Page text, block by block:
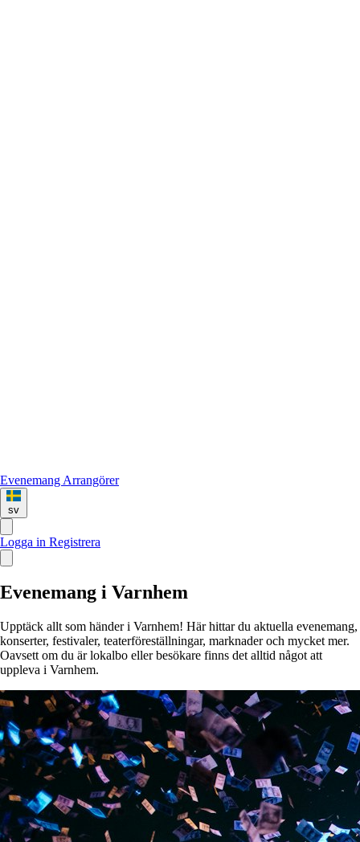
Evenemang Arrangörer
sv
Logga in Registrera
Evenemang i Varnhem
Upptäck allt som händer i Varnhem! Här hittar du aktuella evenemang,
konserter, festivaler, teaterföreställningar, marknader och mycket mer.
Oavsett om du är lokalbo eller besökare finns det alltid något att
uppleva i Varnhem.